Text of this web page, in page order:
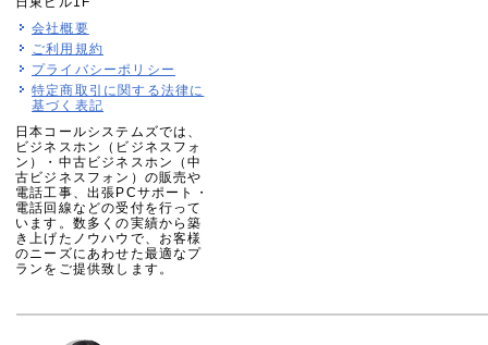
会社概要
ご利用規約
プライバシーポリシー
特定商取引に関する法律に
基づく表記
日本コールシステムズでは、
ビジネスホン（ビジネスフォ
ン）・中古ビジネスホン（中
古ビジネスフォン）の販売や
電話工事、出張PCサポート・
電話回線などの受付を行って
います。数多くの実績から築
き上げたノウハウで、お客様
のニーズにあわせた最適なプ
ランをご提供致します。